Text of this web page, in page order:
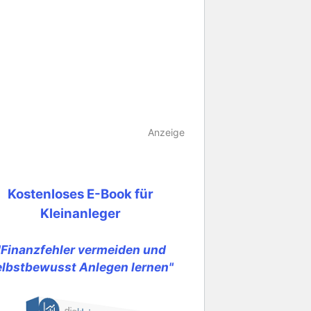
Anzeige
Kostenloses E-Book für
Kleinanleger
vermeiden und
Anlegen lernen"